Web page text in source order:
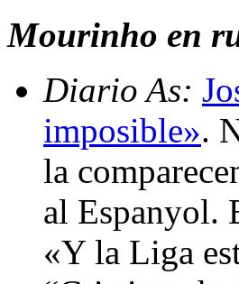
Mourinho en
Diario As:
imposible».
la
al Espanyol.
«Y la Liga